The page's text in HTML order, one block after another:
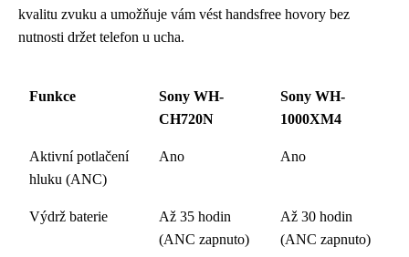
kvalitu zvuku a umožňuje vám vést handsfree hovory bez
nutnosti držet telefon u ucha.
Funkce
Sony WH-
CH720N
Sony WH-
1000XM4
Aktivní potlačení
hluku (ANC)
Ano Ano
Výdrž baterie
Až 35 hodin
(ANC zapnuto)
Až 30 hodin
(ANC zapnuto)